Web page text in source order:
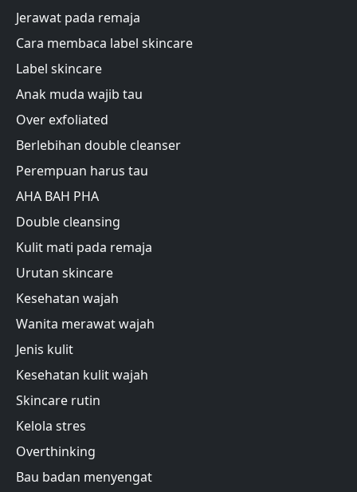
Jerawat pada remaja
Cara membaca label skincare
Label skincare
Anak muda wajib tau
Over exfoliated
Berlebihan double cleanser
Perempuan harus tau
AHA BAH PHA
Double cleansing
Kulit mati pada remaja
Urutan skincare
Kesehatan wajah
Wanita merawat wajah
Jenis kulit
Kesehatan kulit wajah
Skincare rutin
Kelola stres
Overthinking
Bau badan menyengat